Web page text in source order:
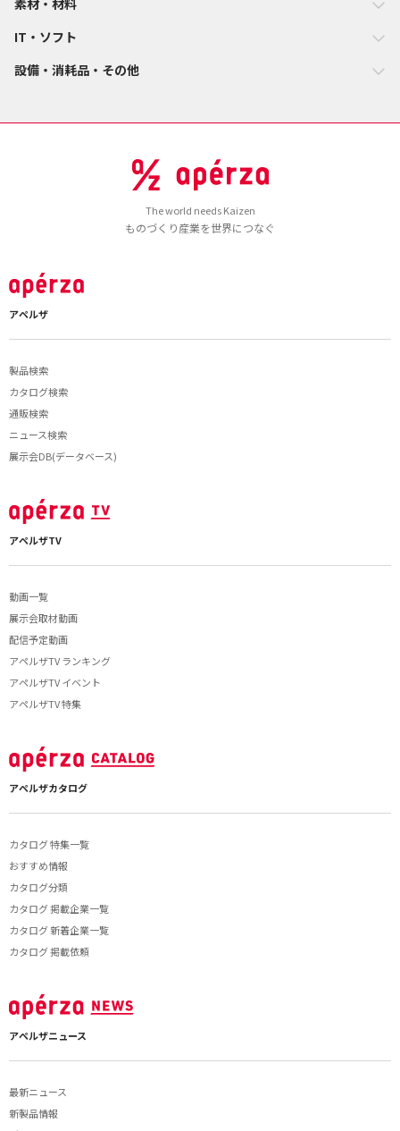
素材・材料
IT・ソフト
設備・消耗品・その他
The world needs Kaizen
ものづくり産業を世界につなぐ
アペルザ
製品検索
カタログ検索
通販検索
ニュース検索
展示会DB(データベース)
アペルザTV
動画一覧
展示会取材動画
配信予定動画
アペルザTV ランキング
アペルザTV イベント
アペルザTV 特集
アペルザカタログ
カタログ 特集一覧
おすすめ情報
カタログ分類
カタログ 掲載企業一覧
カタログ 新着企業一覧
カタログ 掲載依頼
アペルザニュース
最新ニュース
新製品情報